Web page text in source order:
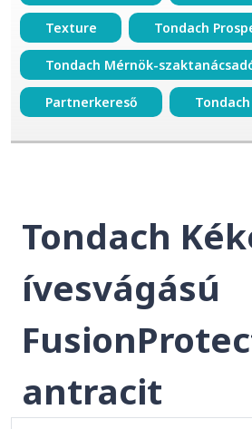
Texture Tondach
Tondach Mérnök-
Partnerkereső
Tondach
ívesvágású
antracit